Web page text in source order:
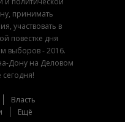
принимать
участвовать в
повестке дня
выборов - 2016.
Дону на Деловом
Власть
Ещё